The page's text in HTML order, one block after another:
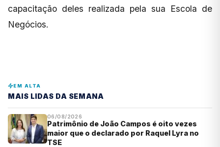
capacitação deles realizada pela sua Escola de
Negócios.
EM ALTA
MAIS LIDAS DA SEMANA
06/08/2026
Patrimônio de João Campos é oito vezes
maior que o declarado por Raquel Lyra no
TSE